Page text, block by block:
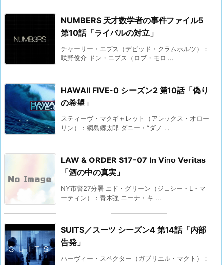
NUMBERS 天才数学者の事件ファイル5
第10話「ライバルの対立」
チャーリー・エプス（デビッド・クラムホルツ）：
咲野俊介 ドン・エプス（ロブ・モロ ...
HAWAII FIVE-0 シーズン2 第10話「偽り
の希望」
スティーヴ・マクギャレット（アレックス・オロー
リン）：網島郷太郎 ダニー・“ダノ ...
LAW & ORDER S17-07 In Vino Veritas
「酒の中の真実」
NY市警27分署 エド・グリーン（ジェシー・L・マ
ーティン）：青木強 ニーナ・キ ...
SUITS／スーツ シーズン4 第14話「内部
告発」
ハーヴィー・スペクター（ガブリエル・マクト）：